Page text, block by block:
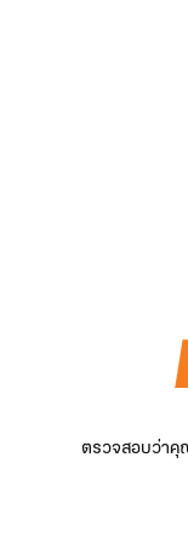
ตรวจสอบว่าคุ